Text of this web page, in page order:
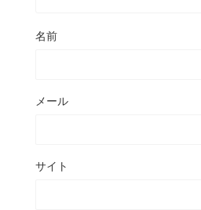
名前
メール
サイト